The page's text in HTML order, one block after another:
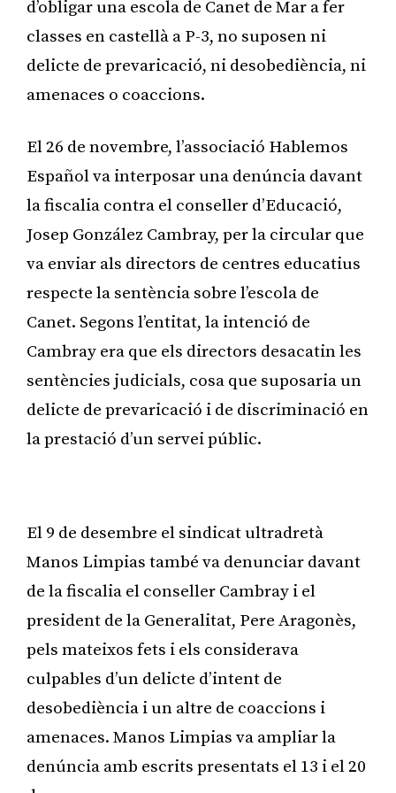
d’obligar una escola de Canet de Mar a fer
classes en castellà a P-3, no suposen ni
delicte de prevaricació, ni desobediència, ni
amenaces o coaccions.
El 26 de novembre, l’associació Hablemos
Español va interposar una denúncia davant
la fiscalia contra el conseller d’Educació,
Josep González Cambray, per la circular que
va enviar als directors de centres educatius
respecte la sentència sobre l’escola de
Canet. Segons l’entitat, la intenció de
Cambray era que els directors desacatin les
sentències judicials, cosa que suposaria un
delicte de prevaricació i de discriminació en
la prestació d’un servei públic.
El 9 de desembre el sindicat ultradretà
Manos Limpias també va denunciar davant
de la fiscalia el conseller Cambray i el
president de la Generalitat, Pere Aragonès,
pels mateixos fets i els considerava
culpables d’un delicte d’intent de
desobediència i un altre de coaccions i
amenaces. Manos Limpias va ampliar la
denúncia amb escrits presentats el 13 i el 20